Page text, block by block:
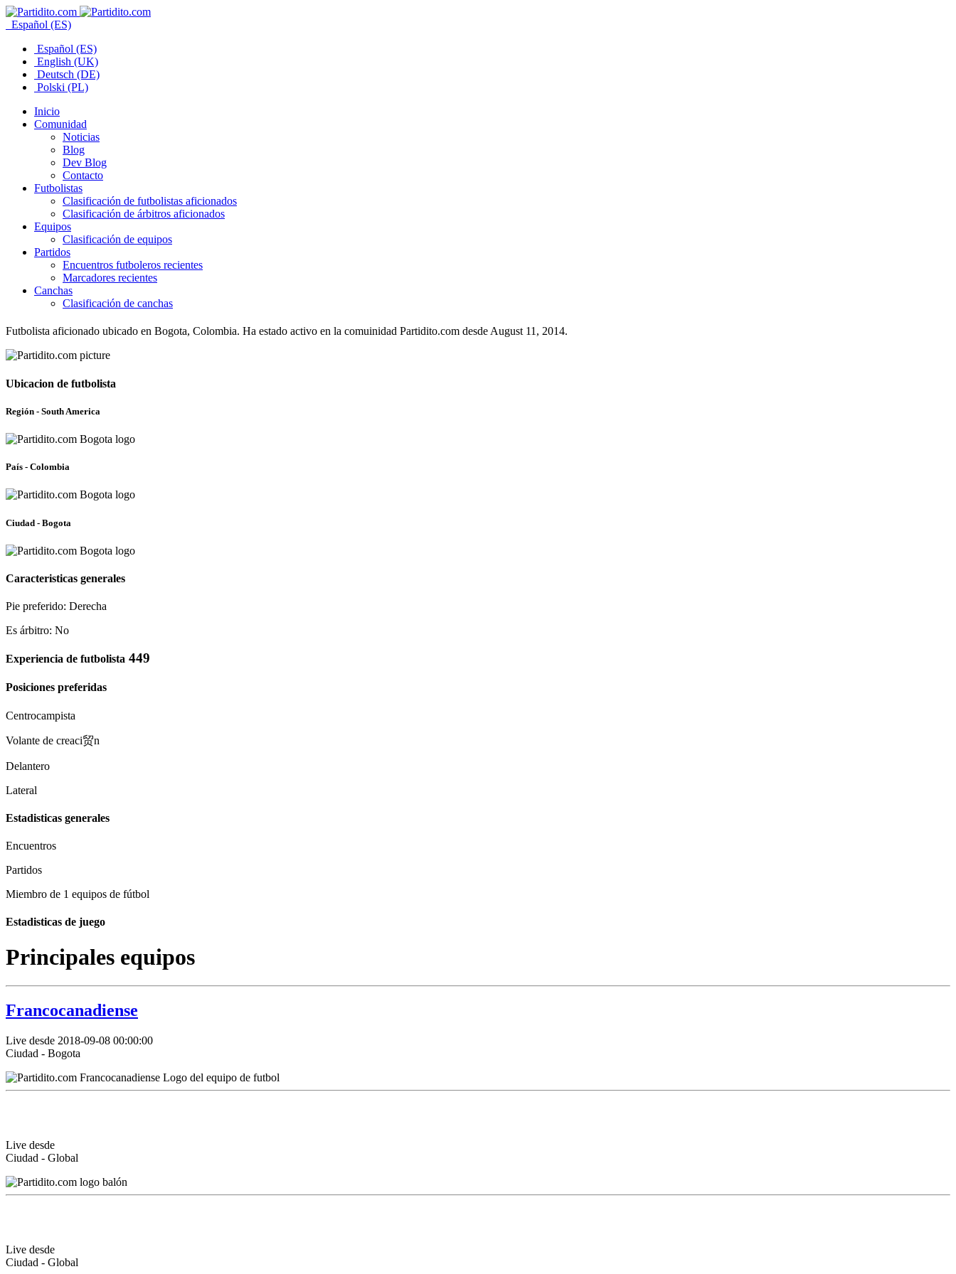
Español (ES)
Español (ES)
English (UK)
Deutsch (DE)
Polski (PL)
Inicio
Comunidad
Noticias
Blog
Dev Blog
Contacto
Futbolistas
Clasificación de futbolistas aficionados
Clasificación de árbitros aficionados
Equipos
Clasificación de equipos
Partidos
Encuentros futboleros recientes
Marcadores recientes
Canchas
Clasificación de canchas
Futbolista aficionado ubicado en Bogota, Colombia. Ha estado activo en la comuinidad Partidito.com desde August 11, 2014.
Ubicacion de futbolista
Región - South America
País - Colombia
Ciudad - Bogota
Caracteristicas generales
Pie preferido: Derecha
Es árbitro: No
Experiencia de futbolista 449
Posiciones preferidas
Centrocampista
Volante de creaci贸n
Delantero
Lateral
Estadisticas generales
Encuentros
Partidos
Miembro de 1 equipos de fútbol
Estadisticas de juego
Principales equipos
Francocanadiense
Live desde 2018-09-08 00:00:00
Ciudad - Bogota
Live desde
Ciudad - Global
Live desde
Ciudad - Global